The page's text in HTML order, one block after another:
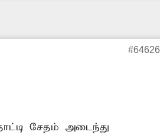
#64626
சேதம் அடைந்து